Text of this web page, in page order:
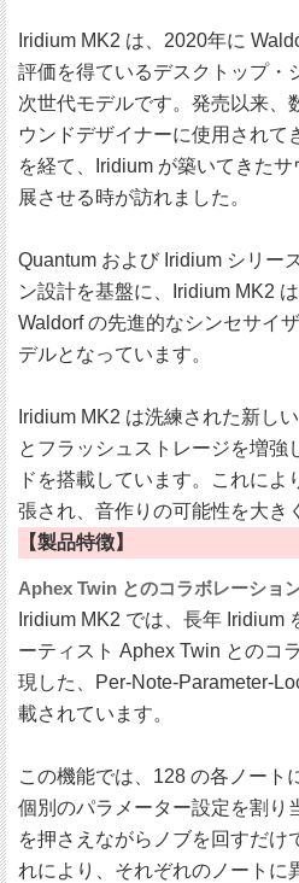
Iridium MK2 は、2020年に
評価を得ているデスクトップ・
次世代モデルです。発売以来、
ウンドデザイナーに使用されて
を経て、Iridium が築いてきた
展させる時が訪れました。
Quantum および Iridium シリー
ン設計を基盤に、Iridium MK2
Waldorf の先進的なシンセサイ
デルとなっています。
Iridium MK2 は洗練された新し
とフラッシュストレージを増強
ドを搭載しています。これに
張され、音作りの可能性を大き
【製品特徴】
Aphex Twin とのコラボレーショ
Iridium MK2 では、長年 Iridium
ーティスト Aphex Twin とのコ
現した、Per-Note-Parameter-
載されています。
この機能では、128 の各ノート
個別のパラメーター設定を割り
を押さえながらノブを回すだけ
れにより、それぞれのノートに